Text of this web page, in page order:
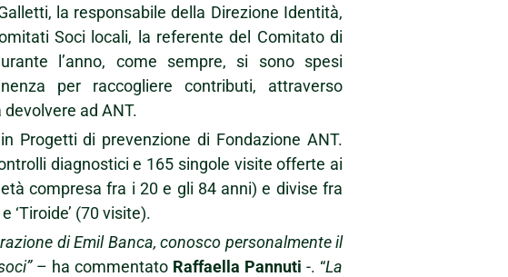
la responsabile della Direzione Identità,
Soci locali, la referente del Comitato di
l’anno, come sempre, si sono spesi
per raccogliere contributi, attraverso
devolvere ad ANT.
Progetti di prevenzione di Fondazione ANT.
diagnostici e 165 singole visite offerte ai
compresa fra i 20 e gli 84 anni) e divise fra
‘Tiroide’ (70 visite).
di Emil Banca, conosco personalmente il
– ha commentato Raffaella Pannuti -. “La